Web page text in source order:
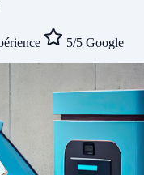
5/5 Google